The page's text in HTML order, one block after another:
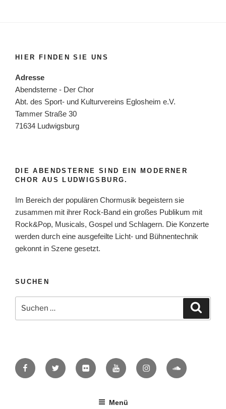
HIER FINDEN SIE UNS
Adresse
Abendsterne - Der Chor
Abt. des Sport- und Kulturvereins Eglosheim e.V.
Tammer Straße 30
71634 Ludwigsburg
DIE ABENDSTERNE SIND EIN MODERNER
CHOR AUS LUDWIGSBURG.
Im Bereich der populären Chormusik begeistern sie
zusammen mit ihrer Rock-Band ein großes Publikum mit
Rock&Pop, Musicals, Gospel und Schlagern. Die Konzerte
werden durch eine ausgefeilte Licht- und Bühnentechnik
gekonnt in Szene gesetzt.
SUCHEN
nach:
FacebookTwitter Flickr YouTubeInstagram SoundCloud
Menü